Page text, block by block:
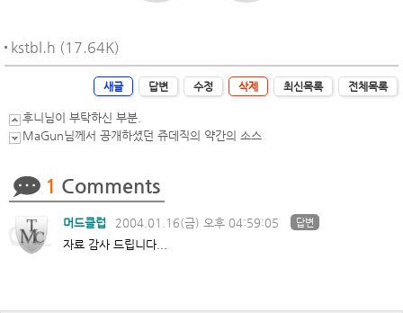
kstbl.h (17.64K)
새글 답변 수정 삭제 최신목록 전체목록
후니님이 부탁하신 부분.
MaGun님께서 공개하셨던 쥬데직의 약간의 소스
1 Comments
머드클럽 2004.01.16(금) 오후 04:59:05 답변
자료 감사 드립니다...